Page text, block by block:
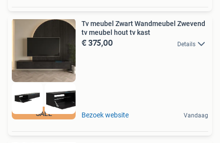
SALE
Tv meubel Zwart Wandmeubel Zwevend
tv meubel hout tv kast
€ 375,00 Details
Bezoek website Vandaag